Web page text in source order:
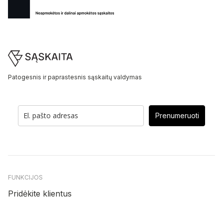
Footer
Patogesnis ir paprastesnis sąskaitų valdymas
Prenumeruoti
FUNKCIJOS
Pridėkite klientus